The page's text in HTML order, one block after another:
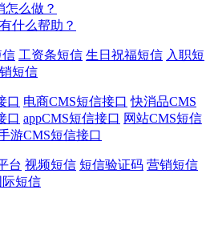
怎么做？
什么帮助？
信 工资条短信 生日祝福短信 入职短
短信
口 电商CMS短信接口 快消品CMS
口 appCMS短信接口 网站CMS短信
游CMS短信接口
台 视频短信 短信验证码 营销短信
际短信